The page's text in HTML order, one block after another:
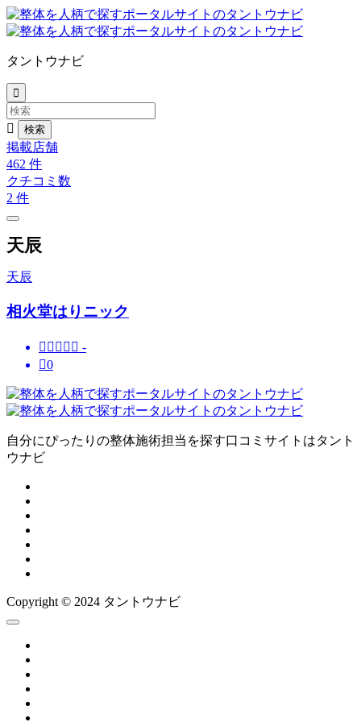
タントウナビ


掲載店舗
462 件
クチコミ数
2 件
天辰
天辰
相火堂はりニック
     -
0
自分にぴったりの整体施術担当を探す口コミサイトはタント
ウナビ
Copyright © 2024 タントウナビ